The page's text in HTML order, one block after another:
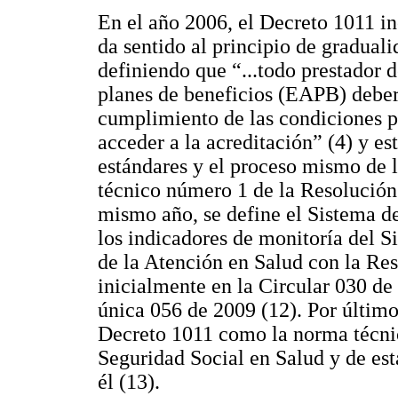
En el año 2006, el Decreto 1011
da sentido al principio de
definiendo que “...todo prestador
planes de beneficios (EAPB)
cumplimiento de las condiciones
acceder a la acreditación” (4) y
estándares y el proceso mismo
técnico número 1 de la
mismo año, se define el Sistema
los indicadores de monitoría del
de la Atención en Salud con la
inicialmente en la Circular 030
única 056 de 2009 (12). Por
Decreto 1011 como la norma
Seguridad Social en Salud y de
él (13).